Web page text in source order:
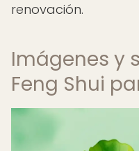
renovación.
Imágenes y
Feng Shui